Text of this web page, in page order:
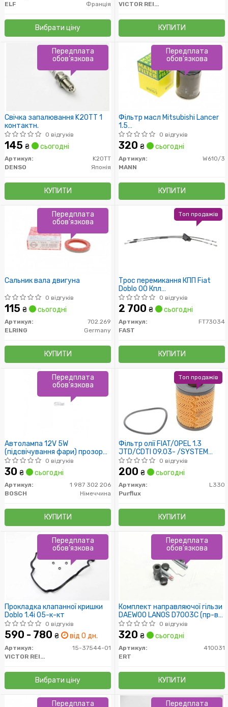
ELF
Франція
Вибрати ціну
VICTOR REINZ
КУПИТИ
Свічка запалювання K20TT 1
контактн.
0 відгуків
145 ₴ сьогодні
Артикул:
K20TT
DENSO
Японія
КУПИТИ
Передплата
обов'язкова
Фільтр масл Mitsubishi Lancer
1.5
MD135737/MD360935/
MANN
0 відгуків
320 ₴ сьогодні
Артикул:
W610/3
MANN
КУПИТИ
Передплата
обов'язкова
Сальник вала двигуна
0 відгуків
115 ₴ сьогодні
Артикул:
702.269
ELRING
Germany
КУПИТИ
Передплата
обов'язкова
Трос перемикання КПП Fiat
Doblo 00 Кпл
1125/900+1140/865 Mm
0 відгуків
2 700 ₴ сьогодні
Артикул:
FT73034
FAST
КУПИТИ
Топ продажів
Автолампа 12V 5W
(підсвічування фари) прозора
Universal
0 відгуків
30 ₴ сьогодні
Артикул:
1 987 302 206
BOSCH
Німеччина
КУПИТИ
Передплата
обов'язкова
Фільтр олії FIAT/OPEL 1.3
JTD/CDTI 09.03- /SYSTEM
PURFLUX/
0 відгуків
200 ₴ сьогодні
Артикул:
L330
Purflux
КУПИТИ
Топ продажів
Прокладка клапанної кришки
Doblo 1.4i 05-к-кт
0 відгуків
590 - 780 ₴ від 0 дн.
Артикул:
15-37544-01
VICTOR REINZ
Вибрати ціну
Передплата
обов'язкова
Комплект направляючої гільзи
DAEWOO LANOS D7003C (пр-во
ERT)
0 відгуків
320 ₴ сьогодні
Артикул:
410031
ERT
КУПИТИ
Передплата
обов'язкова
Передплата Передплата